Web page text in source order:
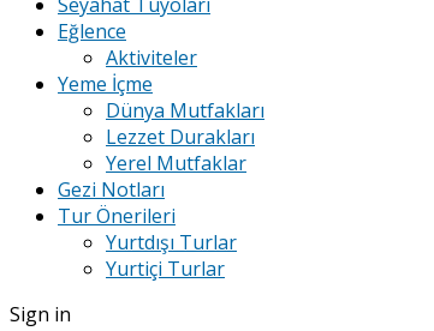
Eğlence
Aktiviteler
Yeme İçme
Dünya Mutfakları
Lezzet Durakları
Yerel Mutfaklar
Gezi Notları
Tur Önerileri
Yurtdışı Turlar
Yurtiçi Turlar
Sign in